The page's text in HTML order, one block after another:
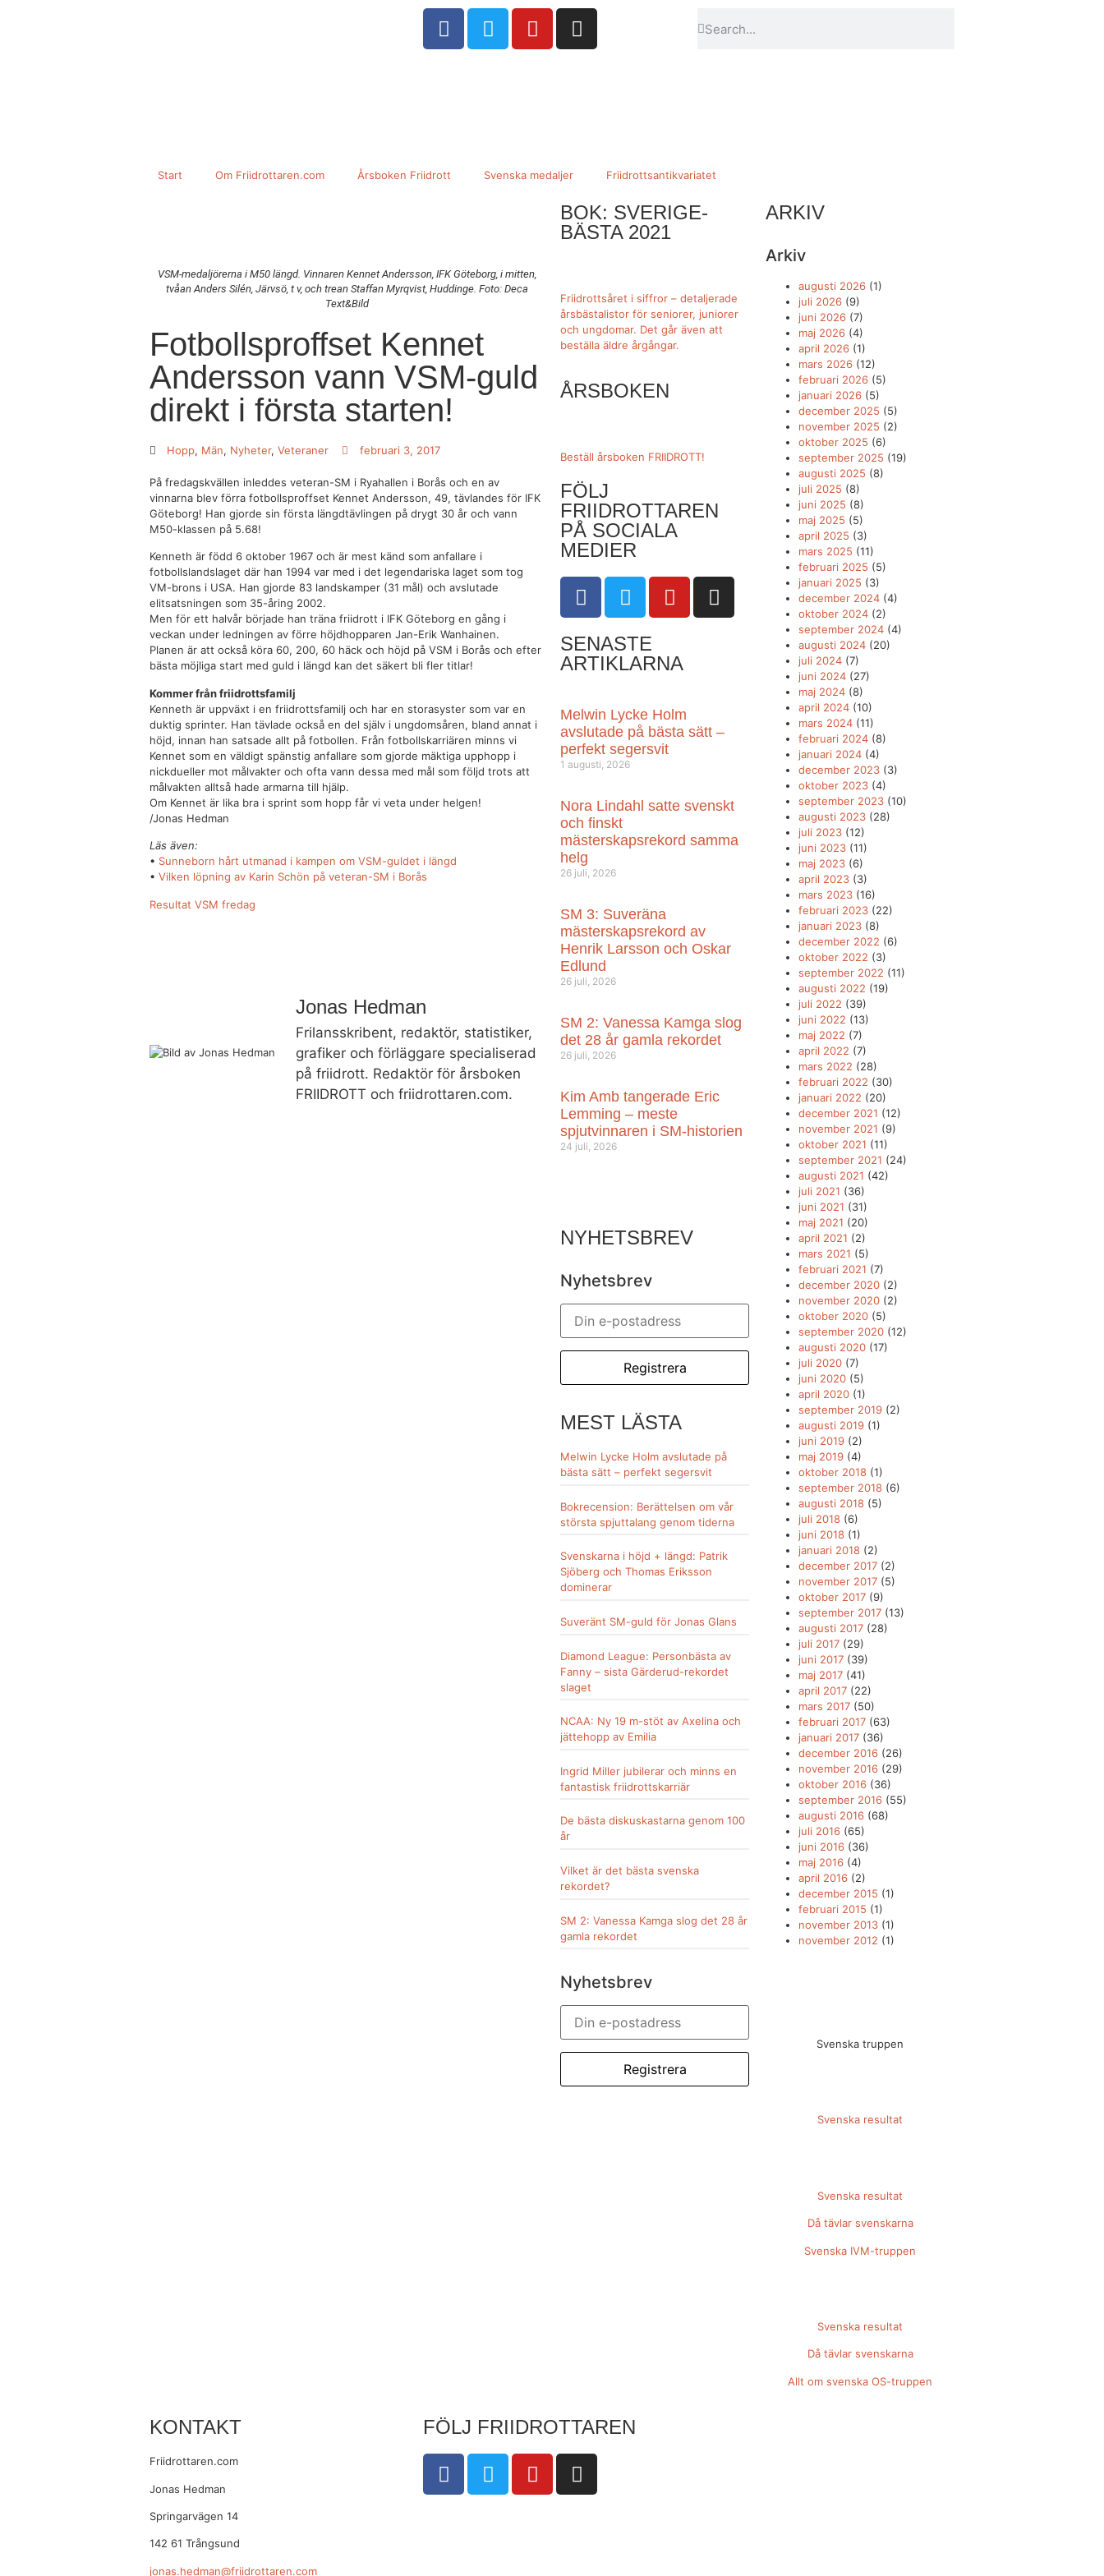
Start Om Friidrottaren.com Årsboken Friidrott Svenska medaljer Friidrottsantikvariatet
VSM-medaljörerna i M50 längd. Vinnaren Kennet Andersson, IFK Göteborg, i mitten,
tvåan Anders Silén, Järvsö, t v, och trean Staffan Myrqvist, Huddinge. Foto: Deca
Text&Bild
Fotbollsproffset Kennet
Andersson vann VSM-guld
direkt i första starten!
Hopp, Män, Nyheter,Veteraner februari 3, 2017
På fredagskvällen inleddes veteran-SM i Ryahallen i Borås och en av
vinnarna blev förra fotbollsproffset Kennet Andersson, 49, tävlandes för IFK
Göteborg! Han gjorde sin första längdtävlingen på drygt 30 år och vann
M50-klassen på 5.68!
Kenneth är född 6 oktober 1967 och är mest känd som anfallare i
fotbollslandslaget där han 1994 var med i det legendariska laget som tog
VM-brons i USA. Han gjorde 83 landskamper (31 mål) och avslutade
elitsatsningen som 35-åring 2002.
Men för ett halvår började han träna friidrott i IFK Göteborg en gång i
veckan under ledningen av förre höjdhopparen Jan-Erik Wanhainen.
Planen är att också köra 60, 200, 60 häck och höjd på VSM i Borås och efter
bästa möjliga start med guld i längd kan det säkert bli fler titlar!
Kommer från friidrottsfamilj
Kenneth är uppväxt i en friidrottsfamilj och har en storasyster som var en
duktig sprinter. Han tävlade också en del själv i ungdomsåren, bland annat i
höjd, innan han satsade allt på fotbollen. Från fotbollskarriären minns vi
Kennet som en väldigt spänstig anfallare som gjorde mäktiga upphopp i
nickdueller mot målvakter och ofta vann dessa med mål som följd trots att
målvakten alltså hade armarna till hjälp.
Om Kennet är lika bra i sprint som hopp får vi veta under helgen!
/Jonas Hedman
Läs även:
• Sunneborn hårt utmanad i kampen om VSM-guldet i längd
• Vilken löpning av Karin Schön på veteran-SM i Borås
Resultat VSM fredag
Jonas Hedman
Frilansskribent, redaktör, statistiker,
grafiker och förläggare specialiserad
på friidrott. Redaktör för årsboken
FRIIDROTT och friidrottaren.com.
BOK: SVERIGE-
BÄSTA 2021
Friidrottsåret i siffror – detaljerade
årsbästalistor för seniorer, juniorer
och ungdomar. Det går även att
beställa äldre årgångar.
ÅRSBOKEN
Beställ årsboken FRIIDROTT!
FÖLJ
FRIIDROTTAREN
PÅ SOCIALA
MEDIER
SENASTE
ARTIKLARNA
Melwin Lycke Holm
avslutade på bästa sätt –
perfekt segersvit
1 augusti, 2026
Nora Lindahl satte svenskt
och finskt
mästerskapsrekord samma
helg
26 juli, 2026
SM 3: Suveräna
mästerskapsrekord av
Henrik Larsson och Oskar
Edlund
26 juli, 2026
SM 2: Vanessa Kamga slog
det 28 år gamla rekordet
26 juli, 2026
Kim Amb tangerade Eric
Lemming – meste
spjutvinnaren i SM-historien
24 juli, 2026
NYHETSBREV
Nyhetsbrev
MEST LÄSTA
Melwin Lycke Holm avslutade på
bästa sätt – perfekt segersvit
Bokrecension: Berättelsen om vår
största spjuttalang genom tiderna
Svenskarna i höjd + längd: Patrik
Sjöberg och Thomas Eriksson
dominerar
Suveränt SM-guld för Jonas Glans
Diamond League: Personbästa av
Fanny – sista Gärderud-rekordet
slaget
NCAA: Ny 19 m-stöt av Axelina och
jättehopp av Emilia
Ingrid Miller jubilerar och minns en
fantastisk friidrottskarriär
De bästa diskuskastarna genom 100
år
Vilket är det bästa svenska
rekordet?
SM 2: Vanessa Kamga slog det 28 år
gamla rekordet
Nyhetsbrev
ARKIV
Arkiv
augusti 2026 (1)
juli 2026 (9)
juni 2026 (7)
maj 2026 (4)
april 2026 (1)
mars 2026 (12)
februari 2026 (5)
januari 2026 (5)
december 2025 (5)
november 2025 (2)
oktober 2025 (6)
september 2025 (19)
augusti 2025 (8)
juli 2025 (8)
juni 2025 (8)
maj 2025 (5)
april 2025 (3)
mars 2025 (11)
februari 2025 (5)
januari 2025 (3)
december 2024 (4)
oktober 2024 (2)
september 2024 (4)
augusti 2024 (20)
juli 2024 (7)
juni 2024 (27)
maj 2024 (8)
april 2024 (10)
mars 2024 (11)
februari 2024 (8)
januari 2024 (4)
december 2023 (3)
oktober 2023 (4)
september 2023 (10)
augusti 2023 (28)
juli 2023 (12)
juni 2023 (11)
maj 2023 (6)
april 2023 (3)
mars 2023 (16)
februari 2023 (22)
januari 2023 (8)
december 2022 (6)
oktober 2022 (3)
september 2022 (11)
augusti 2022 (19)
juli 2022 (39)
juni 2022 (13)
maj 2022 (7)
april 2022 (7)
mars 2022 (28)
februari 2022 (30)
januari 2022 (20)
december 2021 (12)
november 2021 (9)
oktober 2021 (11)
september 2021 (24)
augusti 2021 (42)
juli 2021 (36)
juni 2021 (31)
maj 2021 (20)
april 2021 (2)
mars 2021 (5)
februari 2021 (7)
december 2020 (2)
november 2020 (2)
oktober 2020 (5)
september 2020 (12)
augusti 2020 (17)
juli 2020 (7)
juni 2020 (5)
april 2020 (1)
september 2019 (2)
augusti 2019 (1)
juni 2019 (2)
maj 2019 (4)
oktober 2018 (1)
september 2018 (6)
augusti 2018 (5)
juli 2018 (6)
juni 2018 (1)
januari 2018 (2)
december 2017 (2)
november 2017 (5)
oktober 2017 (9)
september 2017 (13)
augusti 2017 (28)
juli 2017 (29)
juni 2017 (39)
maj 2017 (41)
april 2017 (22)
mars 2017 (50)
februari 2017 (63)
januari 2017 (36)
december 2016 (26)
november 2016 (29)
oktober 2016 (36)
september 2016 (55)
augusti 2016 (68)
juli 2016 (65)
juni 2016 (36)
maj 2016 (4)
april 2016 (2)
december 2015 (1)
februari 2015 (1)
november 2013 (1)
november 2012 (1)
Svenska truppen
Svenska resultat
Svenska resultat
Då tävlar svenskarna
Svenska IVM-truppen
Svenska resultat
Då tävlar svenskarna
Allt om svenska OS-truppen
KONTAKT
Friidrottaren.com
Jonas Hedman
Springarvägen 14
142 61 Trångsund
jonas.hedman@friidrottaren.com
FÖLJ FRIIDROTTAREN